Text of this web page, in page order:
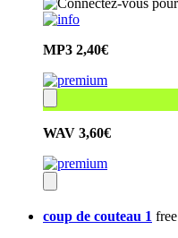
MP3 2,40€
WAV 3,60€
coup de couteau 1 free